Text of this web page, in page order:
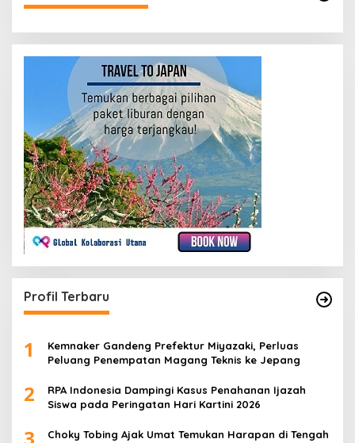
Profil Terbaru
1
Kemnaker Gandeng Prefektur Miyazaki, Perluas
Peluang Penempatan Magang Teknis ke Jepang
2
RPA Indonesia Dampingi Kasus Penahanan Ijazah
Siswa pada Peringatan Hari Kartini 2026
3
Choky Tobing Ajak Umat Temukan Harapan di Tengah